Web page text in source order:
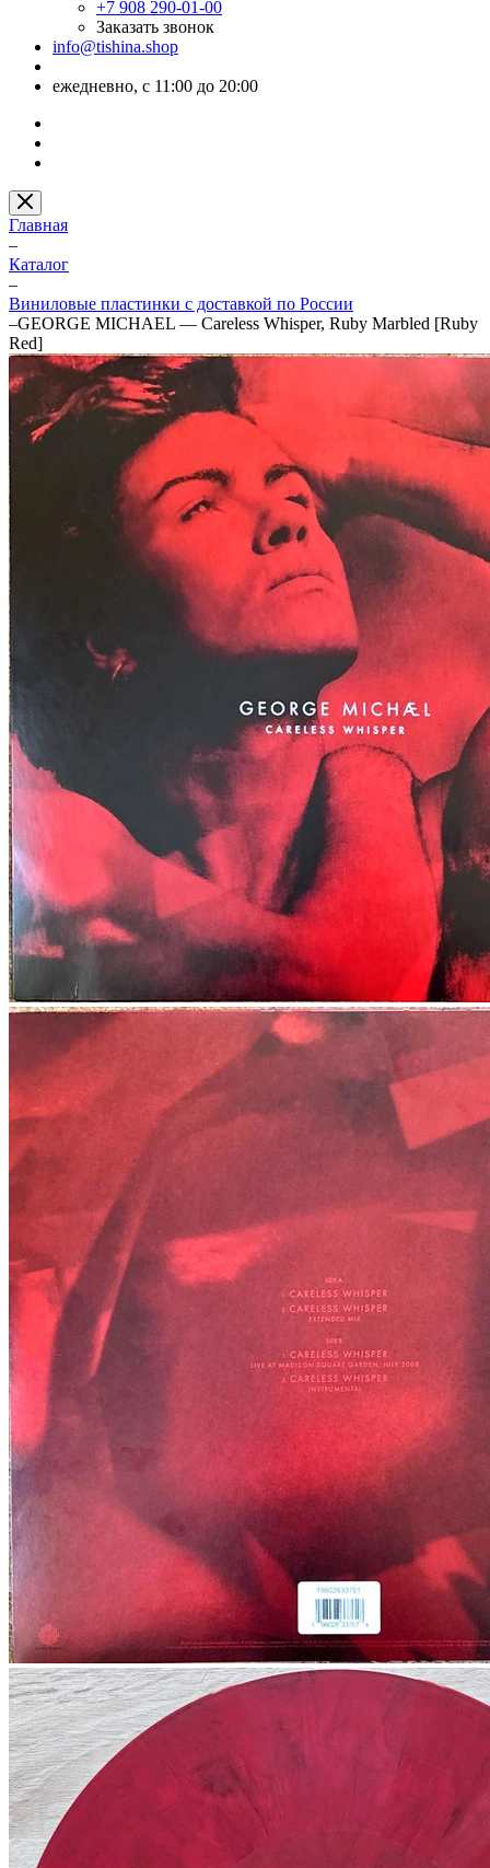
+7 908 290-01-00
Заказать звонок
info@tishina.shop
ежедневно, с 11:00 до 20:00
Главная
–
Каталог
–
Виниловые пластинки с доставкой по России
–GEORGE MICHAEL — Careless Whisper, Ruby Marbled [Ruby
Red]